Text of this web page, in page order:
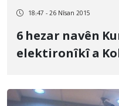
18:47 - 26 Nîsan 2015
6 hezar navên
elektironîkî a